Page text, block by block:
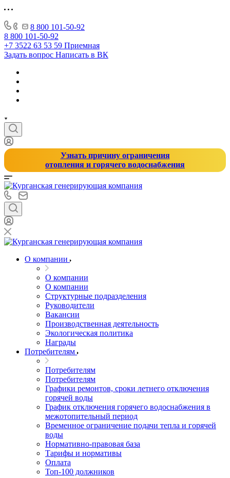
8 800 101-50-92
8 800 101-50-92
+7 3522 63 53 59 Приемная
Задать вопрос Написать в ВК
Узнать причину ограничения
отопления и горячего водоснабжения
О компании
О компании
О компании
Структурные подразделения
Руководители
Вакансии
Производственная деятельность
Экологическая политика
Награды
Потребителям
Потребителям
Потребителям
Графики ремонтов, сроки летнего отключения
горячей воды
График отключения горячего водоснабжения в
межотопительный период
Временное ограничение подачи тепла и горячей
воды
Нормативно-правовая база
Тарифы и нормативы
Оплата
Топ-100 должников